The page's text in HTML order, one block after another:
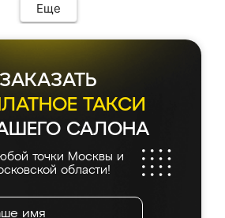
Еще
ЗАКАЗАТЬ
ТАКСИ
САЛОНА
точки Москвы и
области!